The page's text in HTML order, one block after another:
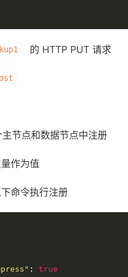
的 HTTP PUT 请求
节点和数据节点中注册
作为值
命令执行注册
:
true